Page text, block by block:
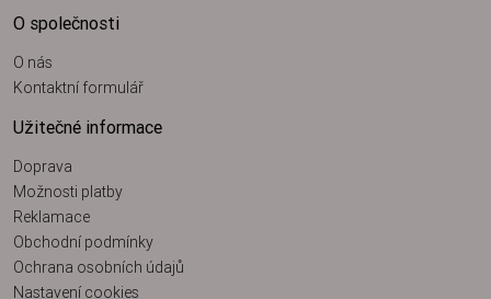
O společnosti
O nás
Kontaktní formulář
Užitečné informace
Doprava
Možnosti platby
Reklamace
Obchodní podmínky
Ochrana osobních údajů
Nastavení cookies